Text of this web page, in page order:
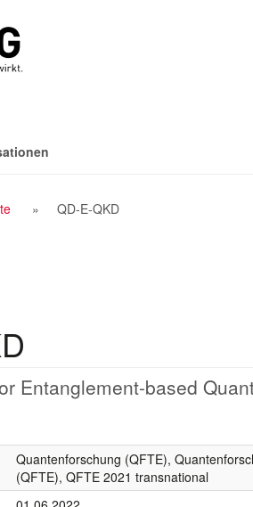
QD-E-QKD
Entanglement-based
Quantenforschung (QFTE),
(QFTE), QFTE 2021 transnational